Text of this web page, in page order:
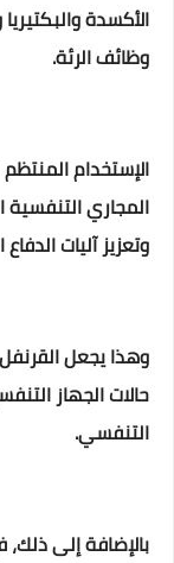
الأكسدة
وظائف الرئة.
الإستخدام
المجاري التنفسية
وتعزيز آليات
وهذا يجعل
حالات الجهاز
التنفسي.
بالإضافة إلى ذلك،